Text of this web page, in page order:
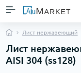
Лист нержавеющий
Лист
AISI 304 (ss128)